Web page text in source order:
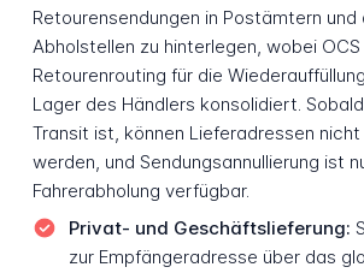
Retourensendungen in Postämtern
Abholstellen zu hinterlegen, wobei OCS
Retourenrouting für die
Lager des Händlers konsolidiert.
Transit ist, können Lieferadressen
werden, und Sendungsannullierung ist
Fahrerabholung verfügbar.
Privat- und Geschäftslieferung:
zur Empfängeradresse über das